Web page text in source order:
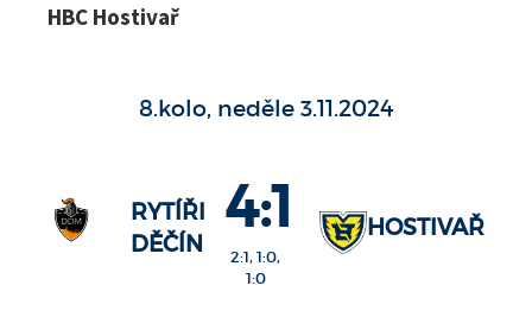
HBC Hostivař
8.kolo, neděle 3.11.2024
RYTÍŘI
DĚČÍN
4:1
2:1, 1:0,
1:0
HOSTIVAŘ